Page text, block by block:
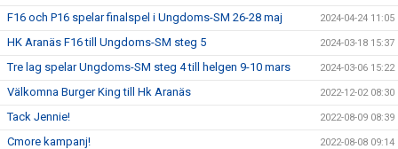
F16 och P16 spelar finalspel i Ungdoms-SM 26-28 maj 2024-04-24 11:05
HK Aranäs F16 till Ungdoms-SM steg 5 2024-03-18 15:37
Tre lag spelar Ungdoms-SM steg 4 till helgen 9-10 mars 2024-03-06 15:22
Välkomna Burger King till Hk Aranäs 2022-12-02 08:30
Tack Jennie! 2022-08-09 08:39
Cmore kampanj! 2022-08-08 09:14